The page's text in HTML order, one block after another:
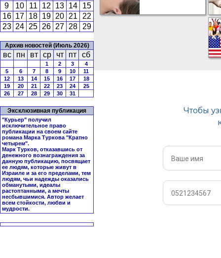
9
10 11 12 13 14
15
16 17 18 19 20 21
22
23 24 25 26 27 28 29
Архив новостей (Июль 2026)
вс пн вт ср чт пт сб
1 2 3
4
5
6 7 8 9 10
11
12
13 14 15 16 17
18
19
20 21 22 23 24
25
26
27 28 29 30 31
Эксклюзивная публикация
"Курьер" получил
исключительное право
публикации на своем сайте
романа Марка Туркова "Кратно
четырем".
Марк Турков, отказавшись от
денежного вознаграждения за
данную публикацию, посвящает
ее людям, которые живут в
Израиле и за его пределами, тем
людям, чьи надежды оказались
обманутыми, идеалы
растоптанными, а мечты
несбывшимися. Автор желает
всем стойкости, любви и
мудрости.